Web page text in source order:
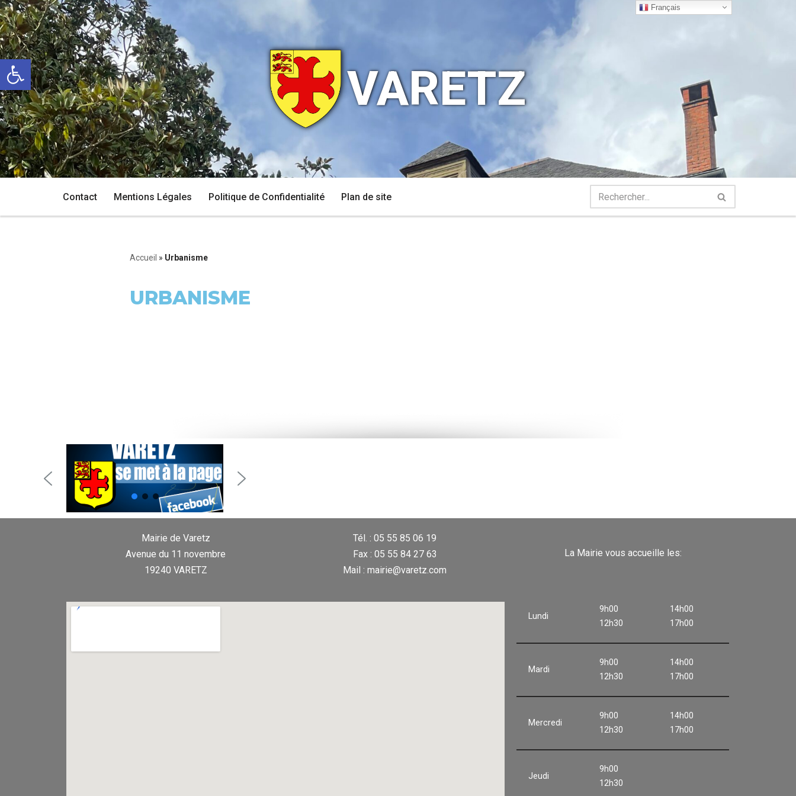
Ouvrir la barre d’outils
Aller
au
contenu
VARETZ
Contact Mentions Légales Politique de Confidentialité Plan de site
Accueil » Urbanisme
URBANISME
Mairie de Varetz
Avenue du 11 novembre
19240 VARETZ
Tél. : 05 55 85 06 19
Fax : 05 55 84 27 63
Mail : mairie@varetz.com
La Mairie vous accueille les:
Lundi
9h00
12h30
14h00
17h00
Mardi
9h00
12h30
14h00
17h00
Mercredi
9h00
12h30
14h00
17h00
Jeudi
9h00
12h30
Français